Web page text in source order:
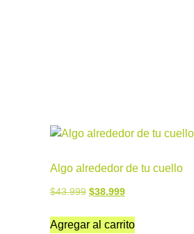
Algo alrededor de tu cuello
$43.999 $38.999
Agregar al carrito